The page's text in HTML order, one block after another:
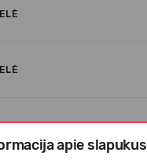
apie slapukus